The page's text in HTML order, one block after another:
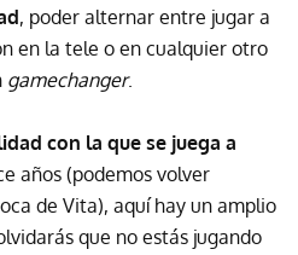
, poder alternar entre jugar a
en la tele o en cualquier otro
gamechanger.
con la que se juega a
años (podemos volver
de Vita), aquí hay un amplio
que no estás jugando